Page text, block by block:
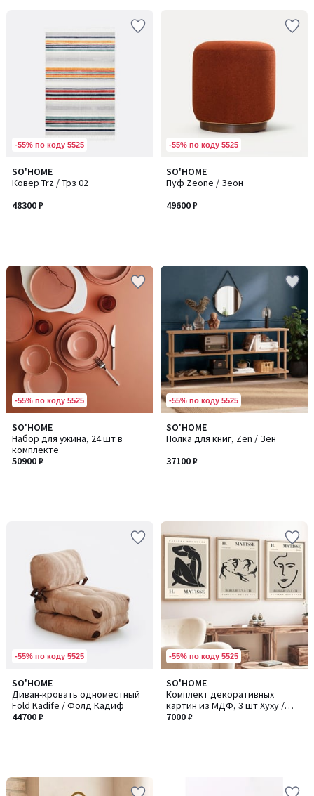
-55% по коду 5525
SO'HOME
Ковер Trz / Трз 02
48300 ₽
-55% по коду 5525
SO'HOME
Пуф Zeone / Зеон
49600 ₽
-55% по коду 5525
SO'HOME
Набор для ужина, 24 шт в
комплекте
50900 ₽
-55% по коду 5525
SO'HOME
Полка для книг, Zen / Зен
37100 ₽
-55% по коду 5525
SO'HOME
Диван-кровать одноместный
Fold Kadife / Фолд Кадиф
44700 ₽
-55% по коду 5525
SO'HOME
Комплект декоративных
картин из МДФ, 3 шт Хуху /
Хуху255
7000 ₽